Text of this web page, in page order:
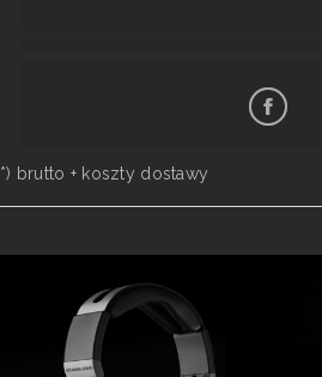
*) brutto + koszty dostawy